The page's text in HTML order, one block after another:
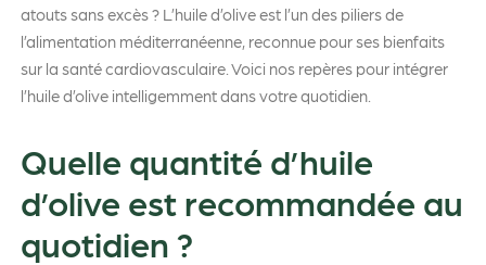
atouts sans excès ? L’huile d’olive est l’un des piliers de
l’alimentation méditerranéenne, reconnue pour ses bienfaits
sur la santé cardiovasculaire. Voici nos repères pour intégrer
l’huile d’olive intelligemment dans votre quotidien.
Quelle quantité d’huile
d’olive est recommandée au
quotidien ?